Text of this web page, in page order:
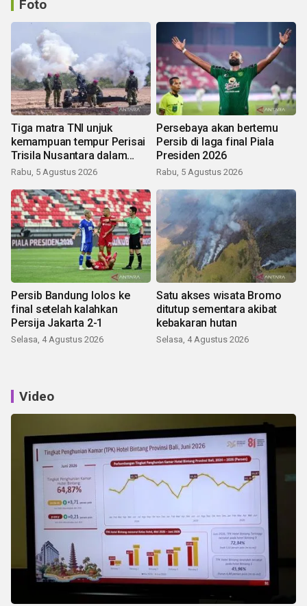
Foto
Tiga matra TNI unjuk
kemampuan tempur Perisai
Trisila Nusantara dalam
latihan di Kepri
Rabu, 5 Agustus 2026
Persebaya akan bertemu
Persib di laga final Piala
Presiden 2026
Rabu, 5 Agustus 2026
Persib Bandung lolos ke
final setelah kalahkan
Persija Jakarta 2-1
Selasa, 4 Agustus 2026
Satu akses wisata Bromo
ditutup sementara akibat
kebakaran hutan
Selasa, 4 Agustus 2026
Video